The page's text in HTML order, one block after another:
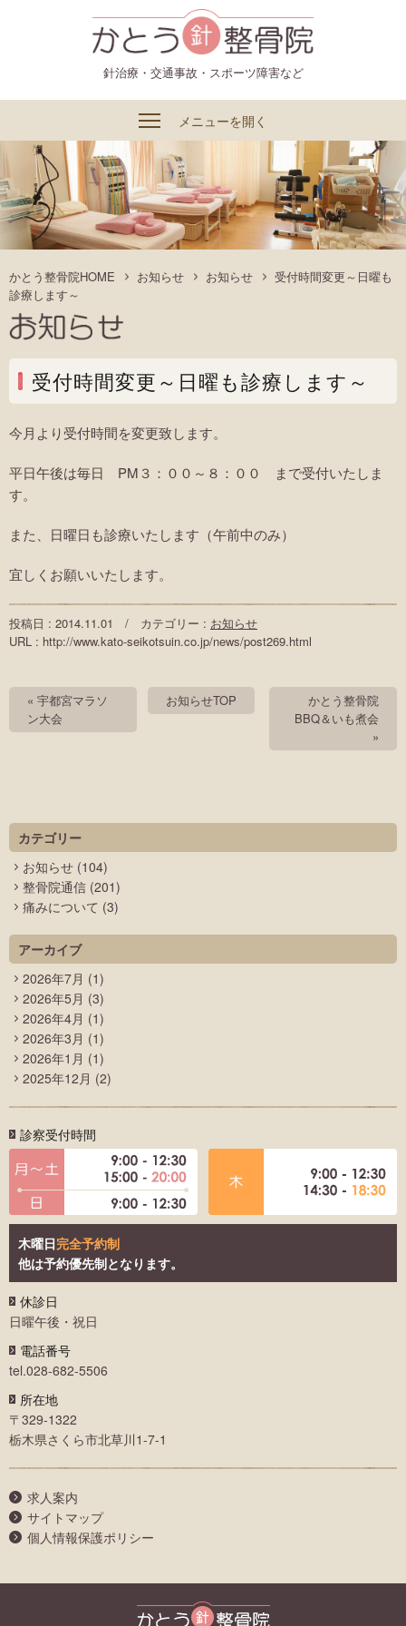
針治療・交通事故・スポーツ障害など
メニューを開く
かとう整骨院HOME お知らせ お知らせ
受付時間変更～日曜も
診療します～
受付時間変更～日曜も診療します～
今月より受付時間を変更致します。
平日午後は毎日 PM３：００～８：００ まで受付いたしま
す。
また、日曜日も診療いたします（午前中のみ）
宜しくお願いいたします。
投稿日 : 2014.11.01 / カテゴリー : お知らせ
URL : http://www.kato-seikotsuin.co.jp/news/post269.html
« 宇都宮マラソ
ン大会
かとう整骨院
BBQ＆いも煮会
»
お知らせTOP
カテゴリー
お知らせ (104)
整骨院通信 (201)
痛みについて (3)
アーカイブ
2026年7月 (1)
2026年5月 (3)
2026年4月 (1)
2026年3月 (1)
2026年1月 (1)
2025年12月 (2)
診察受付時間
木曜日完全予約制
他は予約優先制となります。
休診日
日曜午後・祝日
電話番号
tel.028-682-5506
所在地
〒329-1322
栃木県さくら市北草川1-7-1
求人案内
サイトマップ
個人情報保護ポリシー
かとう整骨院